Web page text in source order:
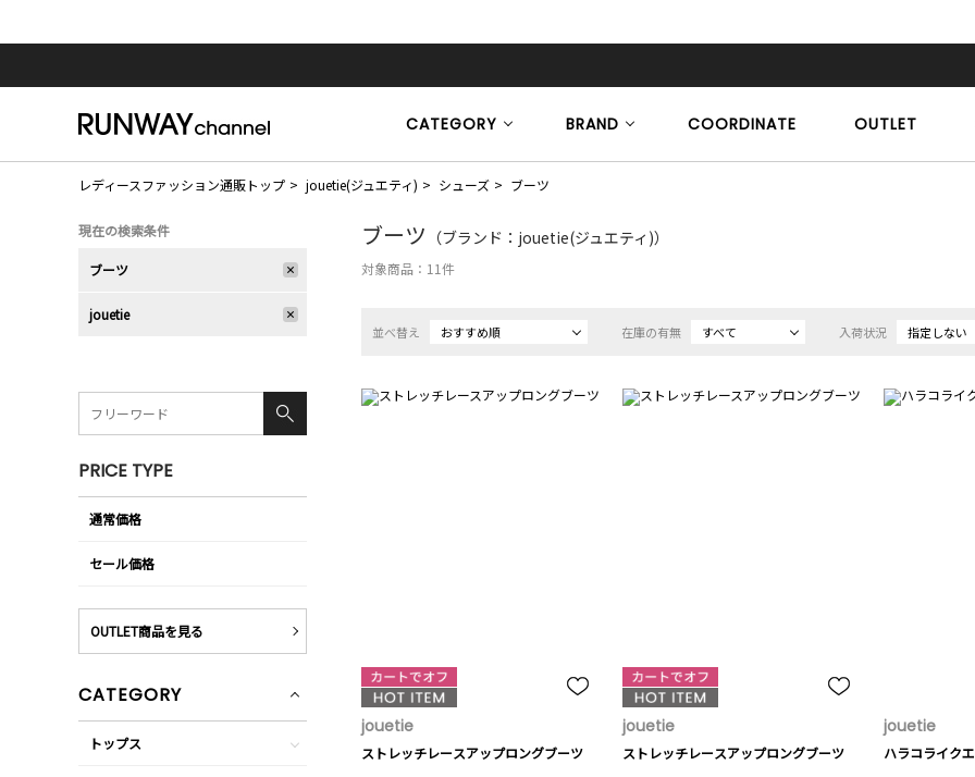
CATEGORY BRAND COORDINATE OUTLET
レディースファッション通販トップ jouetie(ジュエティ) シューズ ブーツ
ブーツ （ブランド：jouetie(ジュエティ)）
対象商品： 11件
並べ替え おすすめ順 在庫の有無 すべて 入荷状況 指定しない
jouetie
ストレッチレースアップロングブーツ
jouetie
ストレッチレースアップロングブーツ
jouetie
ハラコライク
現在の検索条件
ブーツ
jouetie
PRICE TYPE
通常価格
セール価格
OUTLET商品を見る
CATEGORY
トップス